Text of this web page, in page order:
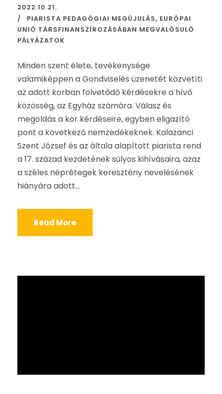
2022.10.21.
PIARISTA PEDAGÓGIAI MEGÚJULÁS, EURÓPAI
UNIÓ TÁRSFINANSZÍROZÁSÁBAN MEGVALÓSULÓ
PÁLYÁZATOK
Minden szent élete, tevékenysége
valamiképpen a Gondviselés üzenetét közvetíti
az adott korban fölvetődő kérdésekre a hívő
közösség, az Egyház számára. Válasz és
megoldás a kor kérdéseire, egyben eligazító
pont a következő nemzedékeknek. Kalazanci
Szent József és az általa alapított piarista rend
a 17. század kezdetének súlyos kihívásaira, azaz
a széles néprétegek keresztény nevelésének
hiányára adott...
Read More